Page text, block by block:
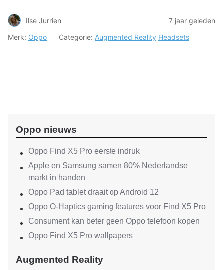
Ilse Jurrien
7 jaar geleden
Merk: Oppo Categorie: Augmented Reality Headsets
Oppo nieuws
Oppo Find X5 Pro eerste indruk
Apple en Samsung samen 80% Nederlandse
markt in handen
Oppo Pad tablet draait op Android 12
Oppo O-Haptics gaming features voor Find X5 Pro
Consument kan beter geen Oppo telefoon kopen
Oppo Find X5 Pro wallpapers
Augmented Reality